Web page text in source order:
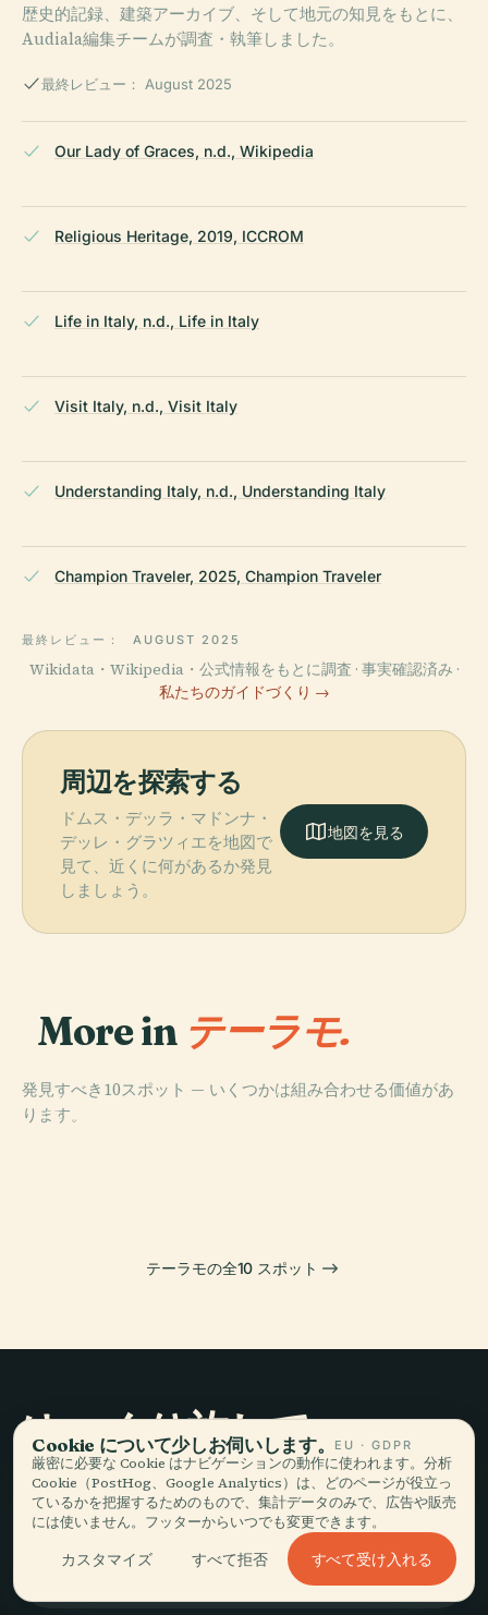
歴史的記録、建築アーカイブ、そして地元の知見をもとに、
Audiala編集チームが調査・執筆しました。
最終レビュー： August 2025
Our Lady of Graces, n.d., Wikipedia
Religious Heritage, 2019, ICCROM
Life in Italy, n.d., Life in Italy
Visit Italy, n.d., Visit Italy
Understanding Italy, n.d., Understanding Italy
Champion Traveler, 2025, Champion Traveler
最終レビュー： AUGUST 2025
Wikidata・Wikipedia・公式情報をもとに調査 · 事実確認済み ·
私たちのガイドづくり →
周辺を探索する
ドムス・デッラ・マドンナ・
デッレ・グラツィエを地図で
見て、近くに何があるか発見
しましょう。
地図を見る
More in テーラモ.
発見すべき10スポット — いくつかは組み合わせる価値があ
ります。
PLACE
テーラモのドゥ
PLACE
テーラモの全10 スポット
ゆっくり旅して、
語る。
最新情報を受け取る
Cookie について少しお伺いします。 EU · GDPR
厳密に必要な Cookie はナビゲーションの動作に使われます。分析
Cookie（PostHog、Google Analytics）は、どのページが役立っ
ているかを把握するためのもので、集計データのみで、広告や販売
には使いません。フッターからいつでも変更できます。
カスタマイズ すべて拒否 すべて受け入れる